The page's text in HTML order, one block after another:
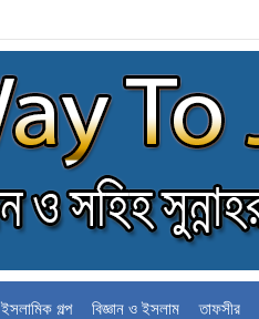
ইসলামিক গল্প বিজ্ঞান ও ইসলাম তাফসীর